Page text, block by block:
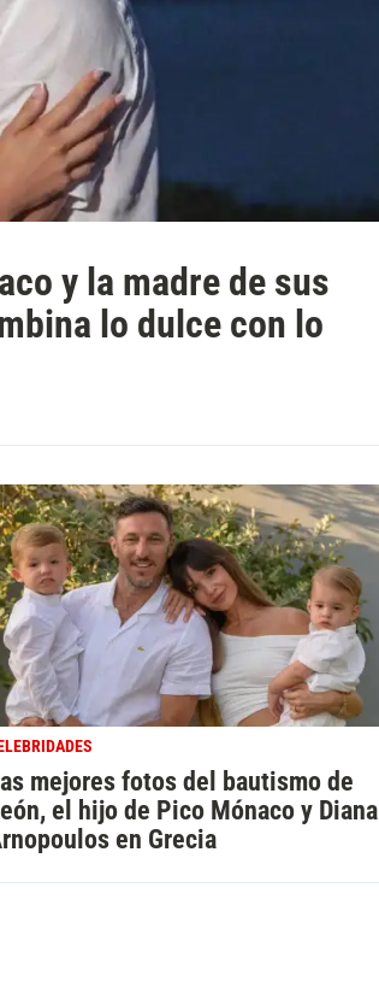
y la madre de sus
lo dulce con lo
mejores fotos del bautismo de
el hijo de Pico Mónaco y Diana
en Grecia